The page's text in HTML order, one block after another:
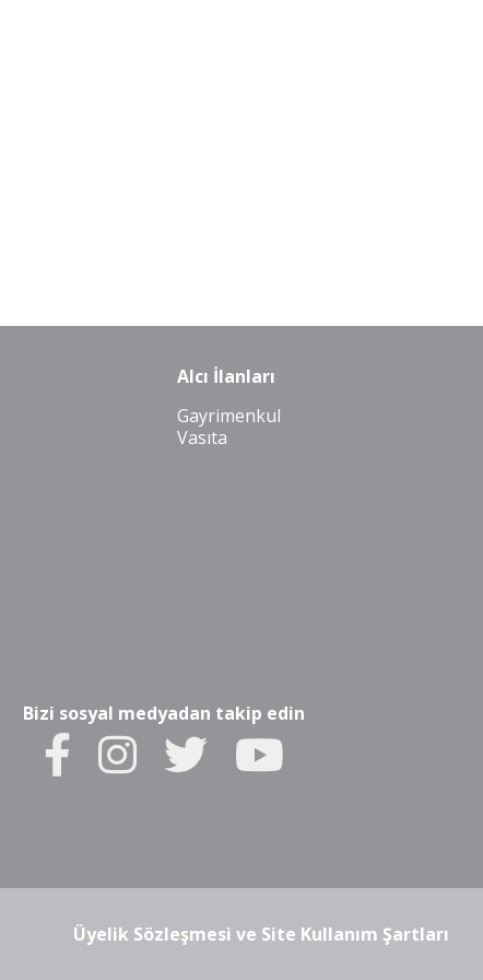
Alcı İlanları
Gayrimenkul
Vasıta
Bizi sosyal medyadan takip edin
Üyelik Sözleşmesi ve Site Kullanım Şartları